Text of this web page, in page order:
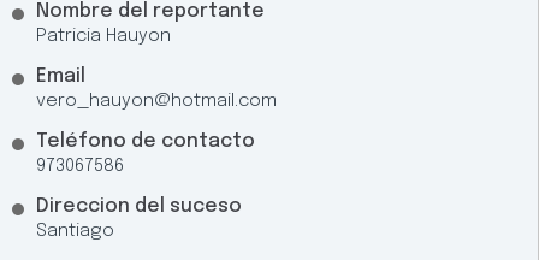
Nombre del reportante
Patricia Hauyon
Email
vero_hauyon@hotmail.com
Teléfono de contacto
973067586
Direccion del suceso
Santiago